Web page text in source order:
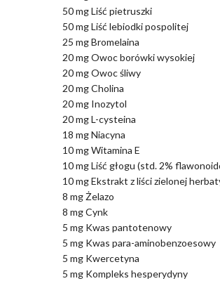
50 mg Liść pietruszki
50 mg Liść lebiodki pospolitej
25 mg Bromelaina
20 mg Owoc borówki wysokiej
20 mg Owoc śliwy
20 mg Cholina
20 mg Inozytol
20 mg L-cysteina
18 mg Niacyna
10 mg Witamina E
10 mg Liść głogu (std. 2%
10 mg Ekstrakt z liści zielonej
8 mg Żelazo
8 mg Cynk
5 mg Kwas pantotenowy
5 mg Kwas para-aminobenzoesowy
5 mg Kwercetyna
5 mg Kompleks hesperydyny